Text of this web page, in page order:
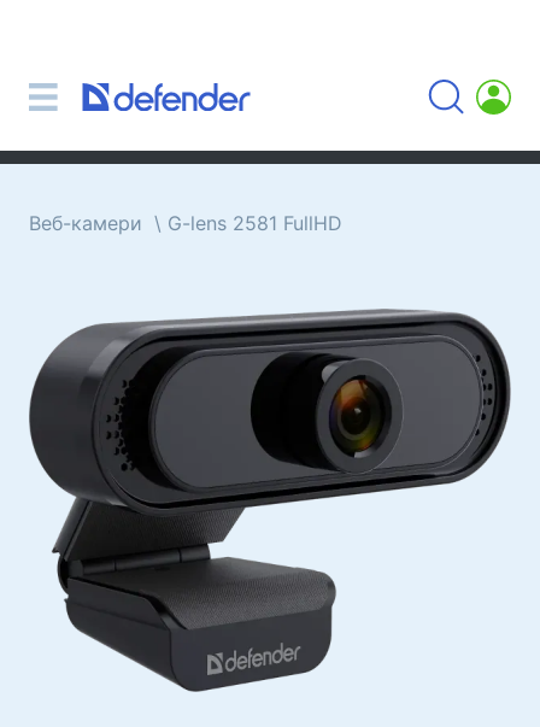
Набори (клавіатура + миша)
Клавіатури
Комп'ютерні мікрофони
Бездротові гарнітури
Гарнітури для мобільних пристроїв
Комп'ютерні гарнітури
Навушники
Акустичні системи
Акустичні системи 5.1
Саундбари
Акустичні системи 2.1
Веб-камери G-lens 2581 FullHD